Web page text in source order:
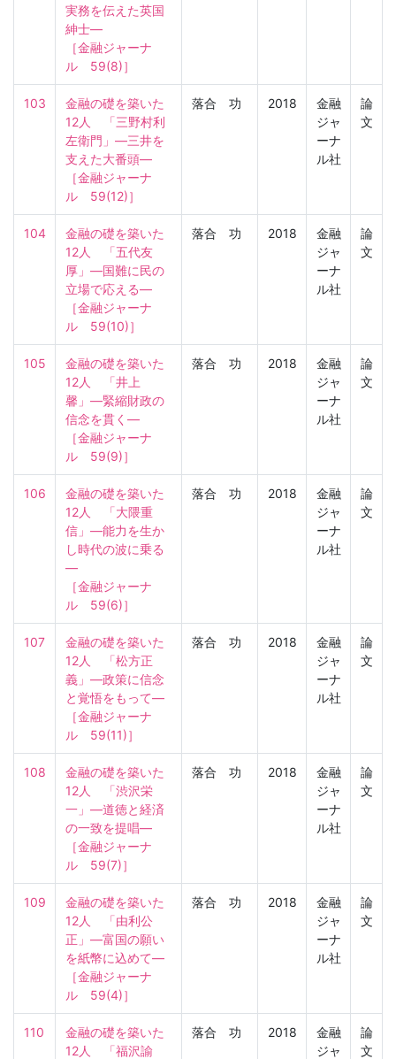
実務を伝えた英国
紳士―
［金融ジャーナ
ル　59(8)］
103
金融の礎を築いた
12人　「三野村利
左衛門」―三井を
支えた大番頭―
［金融ジャーナ
ル　59(12)］
落合 功 2018
金融
ジャ
ーナ
ル社
論
文
104
金融の礎を築いた
12人　「五代友
厚」―国難に民の
立場で応える―
［金融ジャーナ
ル　59(10)］
落合 功 2018
金融
ジャ
ーナ
ル社
論
文
105
金融の礎を築いた
12人　「井上
馨」―緊縮財政の
信念を貫く―
［金融ジャーナ
ル　59(9)］
落合 功 2018
金融
ジャ
ーナ
ル社
論
文
106
金融の礎を築いた
12人　「大隈重
信」―能力を生か
し時代の波に乗る
―
［金融ジャーナ
ル　59(6)］
落合 功 2018
金融
ジャ
ーナ
ル社
論
文
107
金融の礎を築いた
12人　「松方正
義」―政策に信念
と覚悟をもって―
［金融ジャーナ
ル　59(11)］
落合 功 2018
金融
ジャ
ーナ
ル社
論
文
108
金融の礎を築いた
12人　「渋沢栄
一」―道徳と経済
の一致を提唱―
［金融ジャーナ
ル　59(7)］
落合 功 2018
金融
ジャ
ーナ
ル社
論
文
109
金融の礎を築いた
12人　「由利公
正」―富国の願い
を紙幣に込めて―
［金融ジャーナ
ル　59(4)］
落合 功 2018
金融
ジャ
ーナ
ル社
論
文
110
金融の礎を築いた
12人　「福沢諭
落合 功 2018
金融
ジャ
論
文